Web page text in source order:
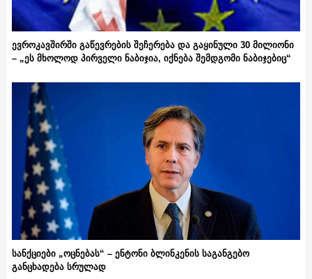
ევროკავშირში გაწევრების შეჩერება და გაყინული 30 მილიონი
– „ეს მხოლოდ პირველი ნაბიჯია, იქნება შემდგომი ნაბიჯებიც“
სანქციები „ოცნებას“ – ენტონი ბლინკენის საგანგებო
განცხადება სრულად